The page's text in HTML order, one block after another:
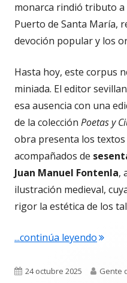
monarca rindió tributo a
Puerto de Santa María,
devoción popular y los
Hasta hoy, este corpus
miniada. El editor
esa ausencia con una
de la colección Poetas y
obra presenta los
acompañados de
Juan Manuel Fontenla,
ilustración medieval,
rigor la estética de los
...continúa leyendo"El
Publicado
24 octubre 2025 Autor
Gente